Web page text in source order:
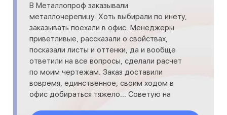
В Металлопроф заказывали
металлочерепицу. Хоть выбирали по инету,
заказывать поехали в офис. Менеджеры
приветливые, рассказали о свойствах,
посказали листы и оттенки, да и вообще
ответили на все вопросы, сделали расчет
по моим чертежам. Заказ доставили
вовремя, единственное, своим ходом в
офис добираться тяжело... Советую на